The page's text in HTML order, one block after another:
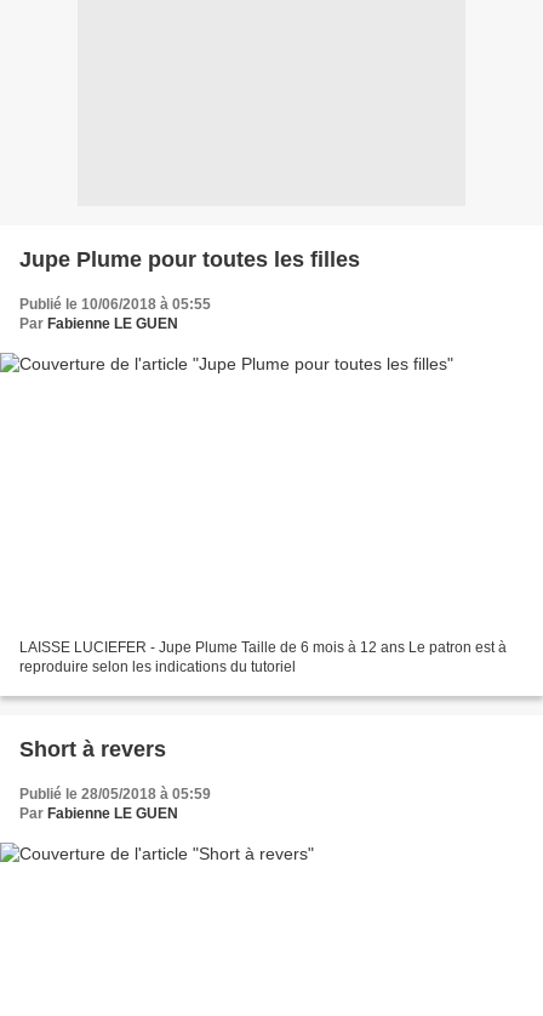
Jupe Plume pour toutes les filles
Publié le 10/06/2018 à 05:55
Par Fabienne LE GUEN
LAISSE LUCIEFER - Jupe Plume Taille de 6 mois à 12 ans Le patron est à
reproduire selon les indications du tutoriel
Short à revers
Publié le 28/05/2018 à 05:59
Par Fabienne LE GUEN